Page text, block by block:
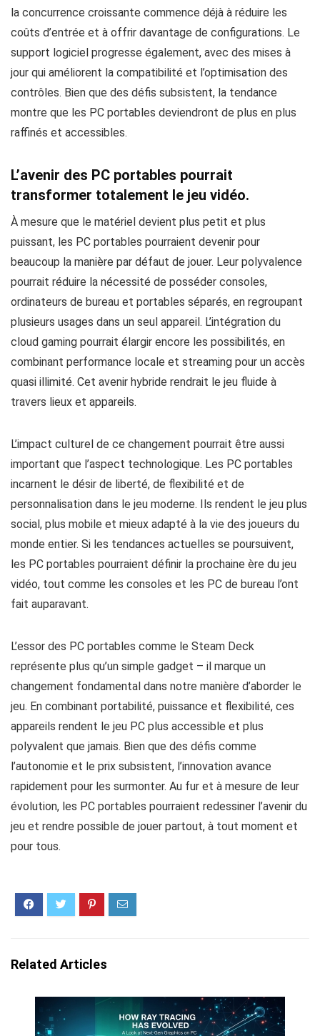
la concurrence croissante commence déjà à réduire les
coûts d’entrée et à offrir davantage de configurations. Le
support logiciel progresse également, avec des mises à
jour qui améliorent la compatibilité et l’optimisation des
contrôles. Bien que des défis subsistent, la tendance
montre que les PC portables deviendront de plus en plus
raffinés et accessibles.
L’avenir des PC portables pourrait
transformer totalement le jeu vidéo.
À mesure que le matériel devient plus petit et plus
puissant, les PC portables pourraient devenir pour
beaucoup la manière par défaut de jouer. Leur polyvalence
pourrait réduire la nécessité de posséder consoles,
ordinateurs de bureau et portables séparés, en regroupant
plusieurs usages dans un seul appareil. L’intégration du
cloud gaming pourrait élargir encore les possibilités, en
combinant performance locale et streaming pour un accès
quasi illimité. Cet avenir hybride rendrait le jeu fluide à
travers lieux et appareils.
L’impact culturel de ce changement pourrait être aussi
important que l’aspect technologique. Les PC portables
incarnent le désir de liberté, de flexibilité et de
personnalisation dans le jeu moderne. Ils rendent le jeu plus
social, plus mobile et mieux adapté à la vie des joueurs du
monde entier. Si les tendances actuelles se poursuivent,
les PC portables pourraient définir la prochaine ère du jeu
vidéo, tout comme les consoles et les PC de bureau l’ont
fait auparavant.
L’essor des PC portables comme le Steam Deck
représente plus qu’un simple gadget – il marque un
changement fondamental dans notre manière d’aborder le
jeu. En combinant portabilité, puissance et flexibilité, ces
appareils rendent le jeu PC plus accessible et plus
polyvalent que jamais. Bien que des défis comme
l’autonomie et le prix subsistent, l’innovation avance
rapidement pour les surmonter. Au fur et à mesure de leur
évolution, les PC portables pourraient redessiner l’avenir du
jeu et rendre possible de jouer partout, à tout moment et
pour tous.
Related Articles